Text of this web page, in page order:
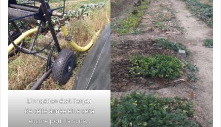
L’irrigation était l’enjeu
de cette année et le sera
encore pour la suite…